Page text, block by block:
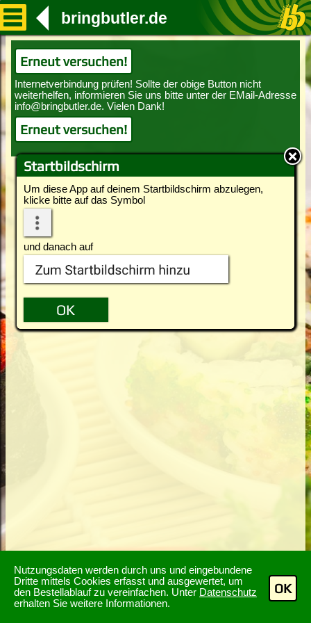
Nutzungsdaten werden durch uns und eingebundene
Dritte mittels Cookies erfasst und ausgewertet, um
den Bestellablauf zu vereinfachen. Unter Datenschutz
erhalten Sie weitere Informationen.
OK
Startbildschirm
Um diese App auf deinem Startbildschirm abzulegen,
klicke bitte auf das Symbol
und danach auf
bringbutler.de
Erneut versuchen!
Erneut versuchen!